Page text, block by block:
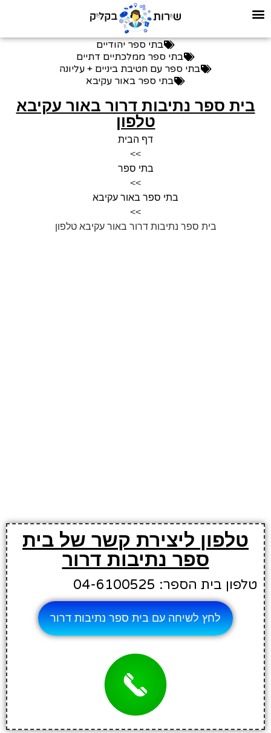
בתי ספר יהודיים
בתי ספר ממלכתיים דתיים
בתי ספר עם חטיבת ביניים + עליונה
בתי ספר באור עקיבא
בית ספר נתיבות דרור באור עקיבא
טלפון
דף הבית
>>
בתי ספר
>>
בתי ספר באור עקיבא
>>
בית ספר נתיבות דרור באור עקיבא טלפון
טלפון ליצירת קשר של בית
ספר נתיבות דרור
טלפון בית הספר: 04-6100525
לחץ לשיחה עם בית ספר נתיבות דרור